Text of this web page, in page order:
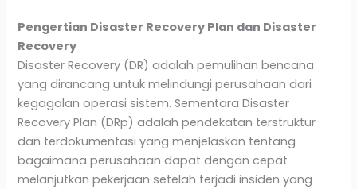
Pengertian Disaster Recovery Plan dan Disaster
Recovery
Disaster Recovery (DR) adalah pemulihan bencana
yang dirancang untuk melindungi perusahaan dari
kegagalan operasi sistem.Sementara Disaster
Recovery Plan (DRp) adalah pendekatan terstruktur
dan terdokumentasi yang menjelaskan tentang
bagaimana perusahaan dapat dengan cepat
melanjutkan pekerjaan setelah terjadi insiden yang